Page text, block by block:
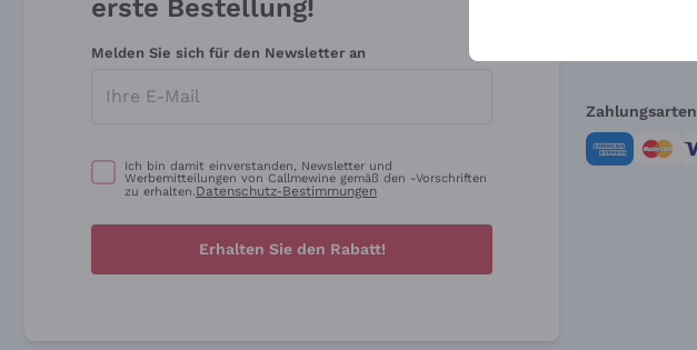
erste Bestellung!
Melden Sie sich für den Newsletter an
Ich bin damit einverstanden, Newsletter und
Werbemitteilungen von Callmewine gemäß den -Vorschriften
zu erhalten.Datenschutz-Bestimmungen
Erhalten Sie den Rabatt!
Zahlungsarten